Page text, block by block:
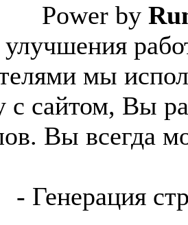
Power by
мы
с сайтом, Вы
Вы всегда
- Генерация